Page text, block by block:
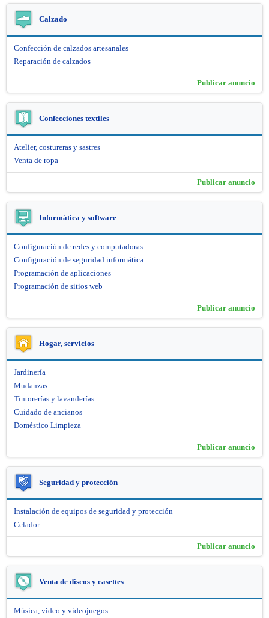
Calzado
Confección de calzados artesanales
Reparación de calzados
Publicar anuncio
Confecciones textiles
Atelier, costureras y sastres
Venta de ropa
Publicar anuncio
Informática y software
Configuración de redes y computadoras
Configuración de seguridad informática
Programación de aplicaciones
Programación de sitios web
Publicar anuncio
Hogar, servicios
Jardinería
Mudanzas
Tintorerías y lavanderías
Cuidado de ancianos
Doméstico Limpieza
Publicar anuncio
Seguridad y protección
Instalación de equipos de seguridad y protección
Celador
Publicar anuncio
Venta de discos y casettes
Música, video y videojuegos